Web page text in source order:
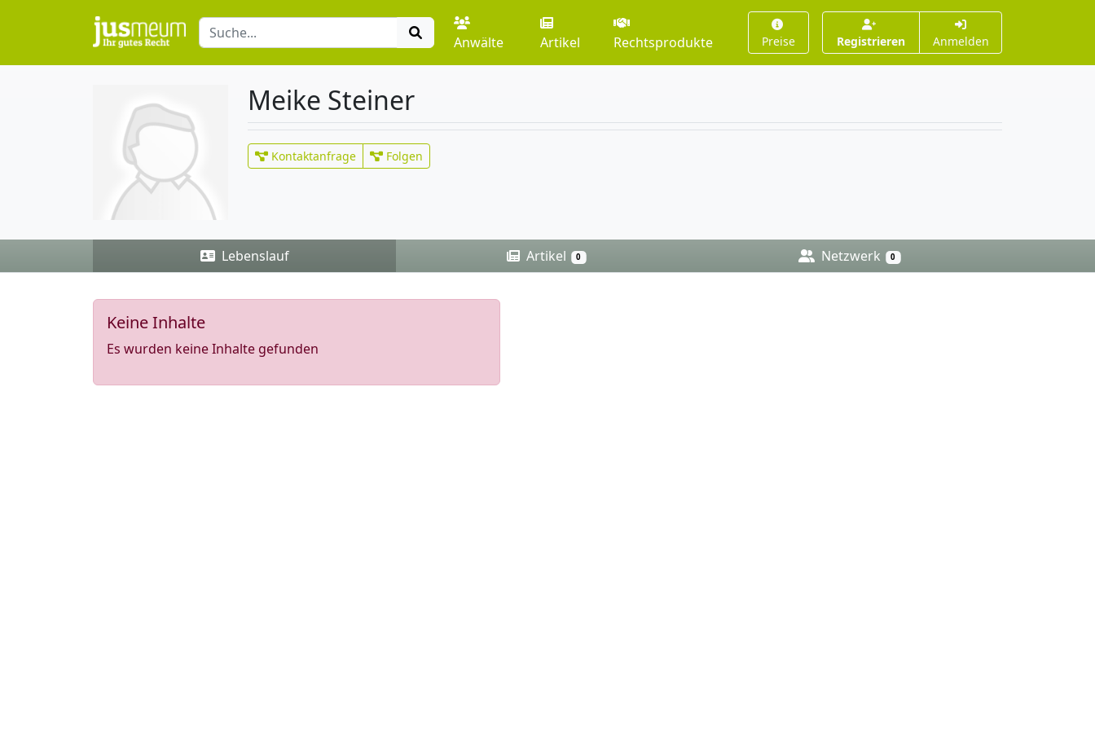
Anwälte Artikel Rechtsprodukte Preise Registrieren Anmelden
Meike Steiner
Kontaktanfrage Folgen
Lebenslauf Artikel 0 Netzwerk 0
Keine Inhalte
Es wurden keine Inhalte gefunden